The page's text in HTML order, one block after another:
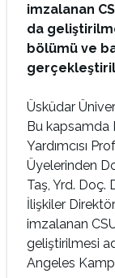
imzalanan
da
bölümü ve
Üsküdar
Bu kapsamda
Yardımcısı
Üyelerinden
Taş, Yrd. Doç.
İlişkiler
imzalanan
geliştirilmesi
Angeles